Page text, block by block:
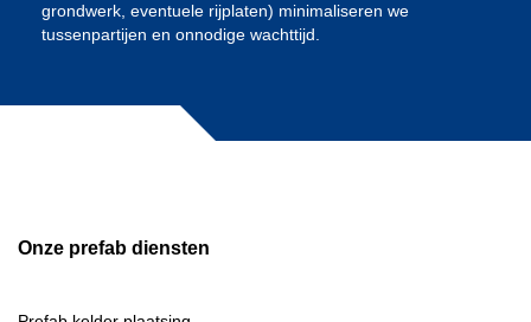
grondwerk, eventuele rijplaten) minimaliseren we
tussenpartijen en onnodige wachttijd.
Onze prefab diensten